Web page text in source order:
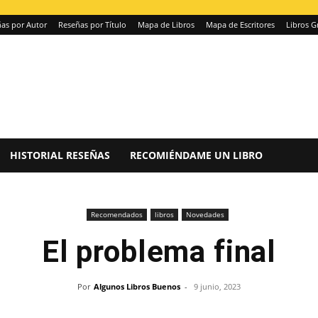
por Autor Reseñas por Título Mapa de Libros Mapa de Escritores Libros
HISTORIAL RESEÑAS RECOMIÉNDAME UN LIBRO
Recomendados libros Novedades
El problema final
Por Algunos Libros Buenos - 9 junio, 2023